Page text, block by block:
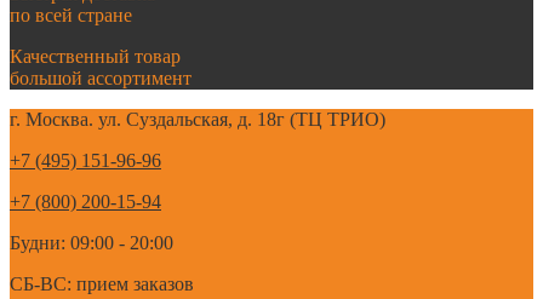
по всей стране
Качественный товар
большой ассортимент
г. Москва. ул. Суздальская, д. 18г (ТЦ ТРИО)
+7 (495) 151-96-96
+7 (800) 200-15-94
Будни: 09:00 - 20:00
СБ-ВС: прием заказов